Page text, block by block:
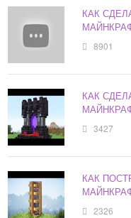
КАК
8901
КАК
3427
КАК
2326